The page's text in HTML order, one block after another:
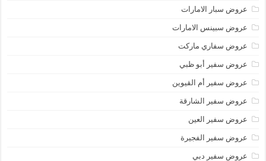
عروض سبار الامارات
عروض سبينس الامارات
عروض سفاري ماركت
عروض سفير أبو ظبي
عروض سفير أم القيوين
عروض سفير الشارقة
عروض سفير العين
عروض سفير الفجيرة
عروض سفير دبي